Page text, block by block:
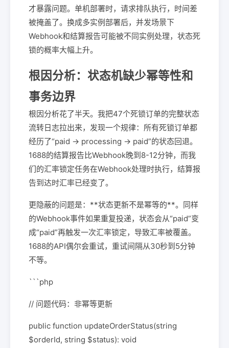
才暴露问题。单机部署时，请求排队执行，时间差
被掩盖了。换成多实例部署后，并发场景下
Webhook和结算报告可能被不同实例处理，状态死
锁的概率大幅上升。
根因分析：状态机缺少幂等性和
事务边界
根因分析花了半天。我把47个死锁订单的完整状态
流转日志拉出来，发现一个规律：所有死锁订单都
经历了“paid → processing → paid”的状态回退。
1688的结算报告比Webhook晚到8-12分钟，而我
们的汇率锁定任务在Webhook处理时执行，结算报
告到达时汇率已经变了。
更隐蔽的问题是：**状态更新不是幂等的**。同样
的Webhook事件如果重复投递，状态会从“paid”变
成“paid”再触发一次汇率锁定，导致汇率被覆盖。
1688的API偶尔会重试，重试间隔从30秒到5分钟
不等。
```php
// 问题代码：非幂等更新
public function updateOrderStatus(string
$orderId, string $status): void